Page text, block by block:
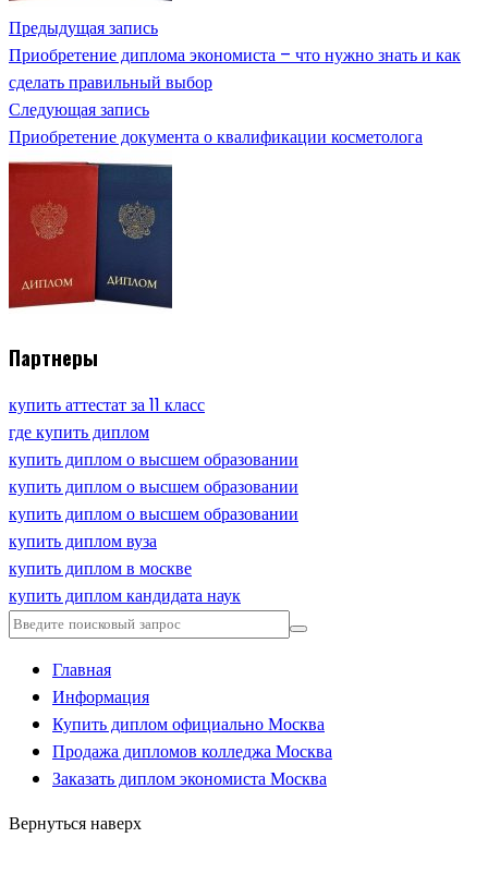
Предыдущая запись
Приобретение диплома экономиста – что нужно знать и как
сделать правильный выбор
Следующая запись
Приобретение документа о квалификации косметолога
Партнеры
купить аттестат за 11 класс
где купить диплом
купить диплом о высшем образовании
купить диплом о высшем образовании
купить диплом о высшем образовании
купить диплом вуза
купить диплом в москве
купить диплом кандидата наук
Главная
Информация
Купить диплом официально Москва
Продажа дипломов колледжа Москва
Заказать диплом экономиста Москва
Вернуться наверх